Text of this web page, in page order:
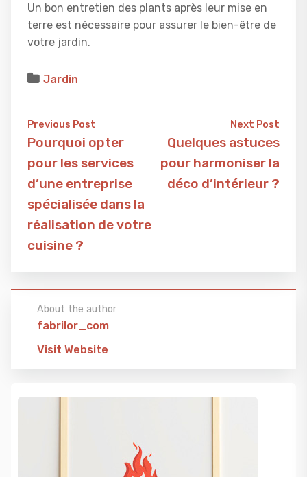
Un bon entretien des plants après leur mise en
terre est nécessaire pour assurer le bien-être de
votre jardin.
Jardin
Previous Post
Pourquoi opter
pour les services
d’une entreprise
spécialisée dans la
réalisation de votre
cuisine ?
Next Post
Quelques astuces
pour harmoniser la
déco d’intérieur ?
About the author
fabrilor_com
Visit Website